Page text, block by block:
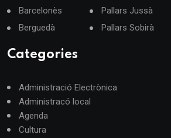
Barcelonès
Berguedà
Pallars Jussà
Pallars Sobirà
Categories
Administració Electrònica
Administracó local
Agenda
Cultura